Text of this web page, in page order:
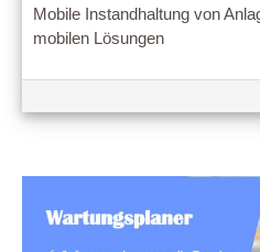
Mobile Instandhaltung von
mobilen Lösungen